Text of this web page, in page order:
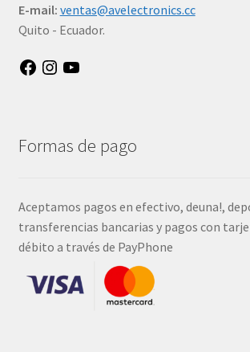
E-mail: ventas@avelectronics.cc
Quito - Ecuador.
FacebookInstagram
Formas de pago
Aceptamos pagos en efectivo, deuna!,
transferencias bancarias y pagos con
débito a través de PayPhone